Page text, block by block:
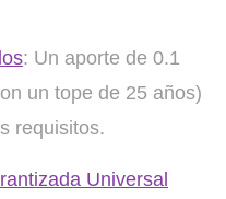
: Un aporte de 0.1
un tope de 25 años)
requisitos.
Universal